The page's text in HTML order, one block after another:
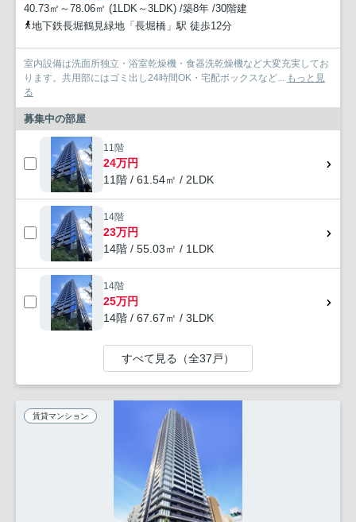
40.73㎡～78.06㎡ (1LDK～3LDK) /築8年 /30階建
地下鉄長堀鶴見緑地「長堀橋」駅 徒歩12分
室内設備は洗面所独立・浴室乾燥機・食器洗乾燥機など大変充実してお
ります。共用部にはゴミ出し24時間OK・宅配ボックスなど...
もっと見
る
募集中の部屋
11階
24万円
11階 / 61.54㎡ / 2LDK
14階
23万円
14階 / 55.03㎡ / 1LDK
14階
25万円
14階 / 67.67㎡ / 3LDK
すべて見る（全37戸）
賃貸マンション